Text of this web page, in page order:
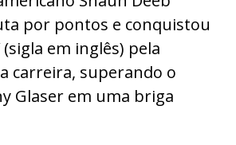
por pontos e conquistou
em inglês) pela
carreira, superando o
Glaser em uma briga